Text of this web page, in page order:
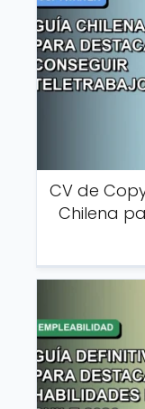
CV de
Chilena